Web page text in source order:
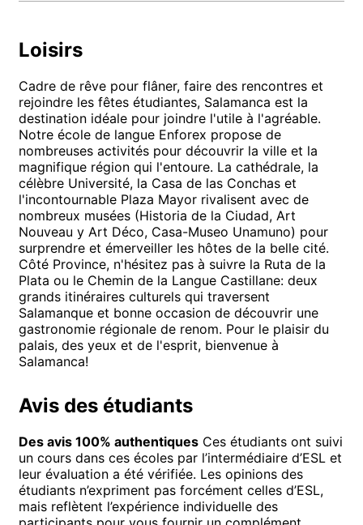
Loisirs
Cadre de rêve pour flâner, faire des rencontres et
rejoindre les fêtes étudiantes, Salamanca est la
destination idéale pour joindre l'utile à l'agréable.
Notre école de langue Enforex propose de
nombreuses activités pour découvrir la ville et la
magnifique région qui l'entoure. La cathédrale, la
célèbre Université, la Casa de las Conchas et
l'incontournable Plaza Mayor rivalisent avec de
nombreux musées (Historia de la Ciudad, Art
Nouveau y Art Déco, Casa-Museo Unamuno) pour
surprendre et émerveiller les hôtes de la belle cité.
Côté Province, n'hésitez pas à suivre la Ruta de la
Plata ou le Chemin de la Langue Castillane: deux
grands itinéraires culturels qui traversent
Salamanque et bonne occasion de découvrir une
gastronomie régionale de renom. Pour le plaisir du
palais, des yeux et de l'esprit, bienvenue à
Salamanca!
Avis des étudiants
Des avis 100% authentiques Ces étudiants ont suivi
un cours dans ces écoles par l’intermédiaire d’ESL et
leur évaluation a été vérifiée. Les opinions des
étudiants n’expriment pas forcément celles d’ESL,
mais reflètent l’expérience individuelle des